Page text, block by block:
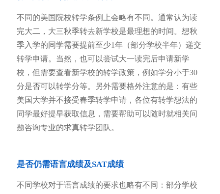
不同的美国院校转学条例上会略有不同。通常认为读
完大二，大三秋季转去新学校是最理想的时间。想秋
季入学的同学需要提前至少1年（部分学校半年）递交
转学申请。当然，也可以尝试大一读完后申请新学
校，但需要查看新学校的转学政策，例如学分小于30
分是否可以转学分等。另外需要格外注意的是：有些
美国大学并不接受春季转学申请，各位有转学想法的
同学最好提早获取信息，需要帮助可以随时就相关问
题咨询专业的求真转学团队。
是否仍需语言成绩及SAT成绩
不同学校对于语言成绩的要求也略有不同：部分学校